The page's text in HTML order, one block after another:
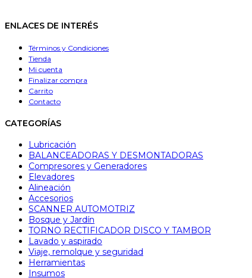
ENLACES DE INTERÉS
Términos y Condiciones
Tienda
Mi cuenta
Finalizar compra
Carrito
Contacto
CATEGORÍAS
Lubricación
BALANCEADORAS Y DESMONTADORAS
Compresores y Generadores
Elevadores
Alineación
Accesorios
SCANNER AUTOMOTRIZ
Bosque y Jardín
TORNO RECTIFICADOR DISCO Y TAMBOR
Lavado y aspirado
Viaje, remolque y seguridad
Herramientas
Insumos